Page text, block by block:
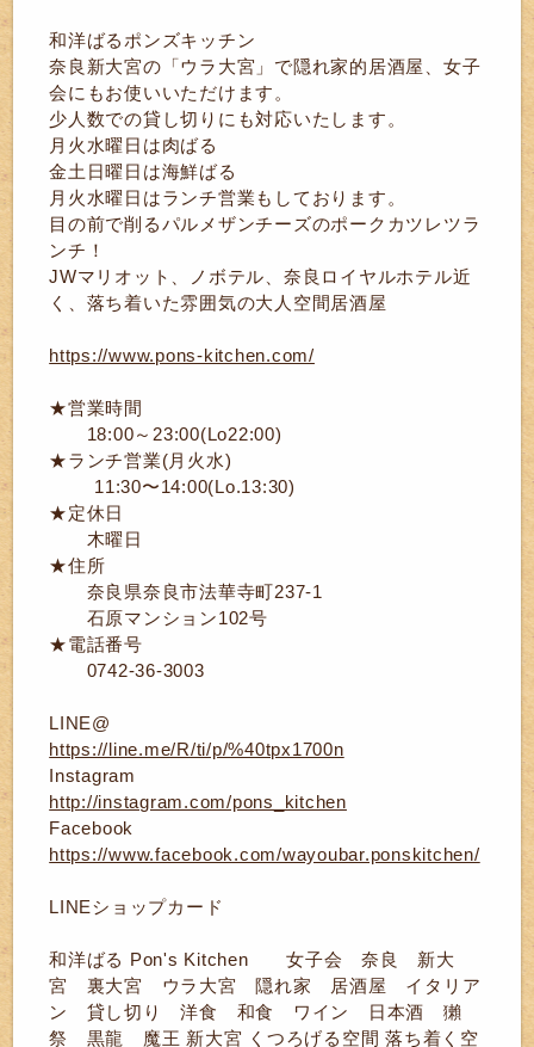
和洋ばるポンズキッチン
奈良新大宮の「ウラ大宮」で隠れ家的居酒屋、女子
会にもお使いいただけます。
少人数での貸し切りにも対応いたします。
月火水曜日は肉ばる
金土日曜日は海鮮ばる
月火水曜日はランチ営業もしております。
目の前で削るパルメザンチーズのポークカツレツラ
ンチ！
JWマリオット、ノボテル、奈良ロイヤルホテル近
く、落ち着いた雰囲気の大人空間居酒屋
https://www.pons-kitchen.com/
★営業時間
18:00～23:00(Lo22:00)
★ランチ営業(月火水)
11:30〜14:00(Lo.13:30)
★定休日
木曜日
★住所
奈良県奈良市法華寺町237-1
石原マンション102号
★電話番号
0742-36-3003
LINE@
https://line.me/R/ti/p/%40tpx1700n
Instagram
http://instagram.com/pons_kitchen
Facebook
https://www.facebook.com/wayoubar.ponskitchen/
LINEショップカード
和洋ばる Pon's Kitchen 女子会 奈良 新大
宮 裏大宮 ウラ大宮 隠れ家 居酒屋 イタリア
ン 貸し切り 洋食 和食 ワイン 日本酒 獺
祭 黒龍 魔王 新大宮 くつろげる空間 落ち着く空